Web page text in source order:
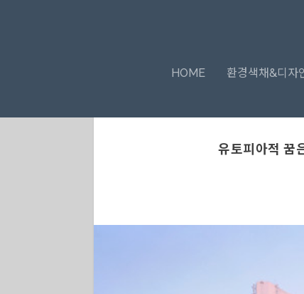
HOME 환경색채&디자
유토피아적 꿈